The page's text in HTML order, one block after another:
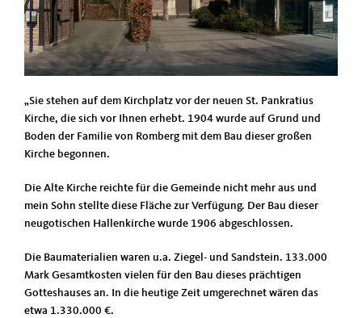
„Sie stehen auf dem Kirchplatz vor der neuen St. Pankratius
Kirche, die sich vor Ihnen erhebt. 1904 wurde auf Grund und
Boden der Familie von Romberg mit dem Bau dieser großen
Kirche begonnen.
Die Alte Kirche reichte für die Gemeinde nicht mehr aus und
mein Sohn stellte diese Fläche zur Verfügung. Der Bau dieser
neugotischen Hallenkirche wurde 1906 abgeschlossen.
Die Baumaterialien waren u.a. Ziegel- und Sandstein. 133.000
Mark Gesamtkosten vielen für den Bau dieses prächtigen
Gotteshauses an. In die heutige Zeit umgerechnet wären das
etwa 1.330.000 €.